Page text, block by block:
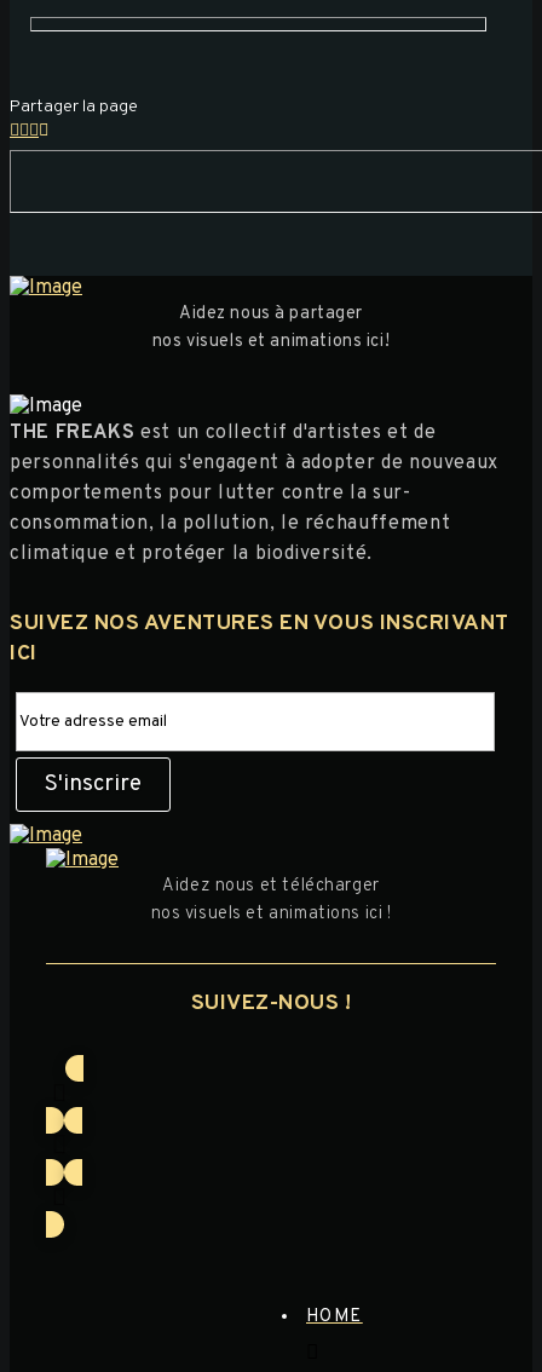
Partager la page
Aidez nous à partager
nos visuels et animations ici!
THE FREAKS est un collectif d'artistes et de
personnalités qui s'engagent à adopter de nouveaux
comportements pour lutter contre la sur-
consommation, la pollution, le réchauffement
climatique et protéger la biodiversité.
SUIVEZ NOS AVENTURES EN VOUS INSCRIVANT
ICI
Aidez nous et télécharger
nos visuels et animations ici !
SUIVEZ-NOUS !
HOME